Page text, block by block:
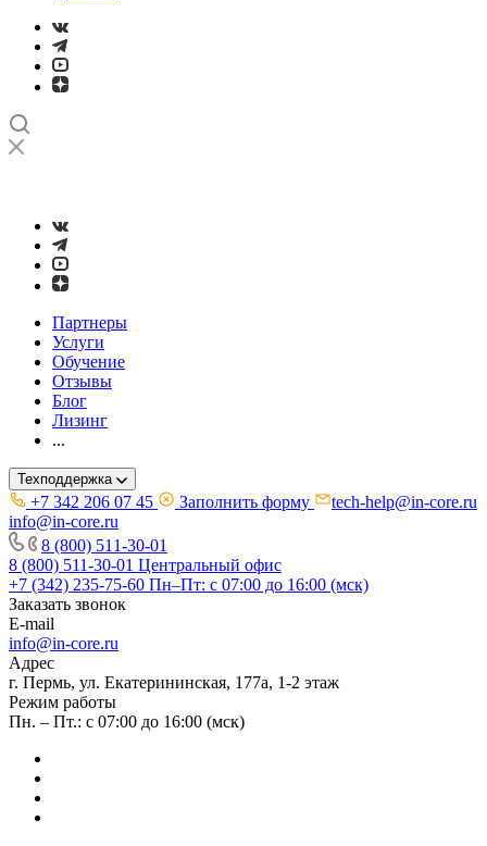
Партнеры
Услуги
Обучение
Отзывы
Блог
Лизинг
...
Техподдержка
+7 342 206 07 45 Заполнить форму
tech-help@in-core.ru
info@in-core.ru
8 (800) 511-30-01
8 (800) 511-30-01 Центральный офис
+7 (342) 235-75-60 Пн–Пт: с 07:00 до 16:00 (мск)
Заказать звонок
E-mail
info@in-core.ru
Адрес
г. Пермь, ул. ​Екатерининская, 177а, ​1-2 этаж
Режим работы
Пн. – Пт.: с 07:00 до 16:00 (мск)